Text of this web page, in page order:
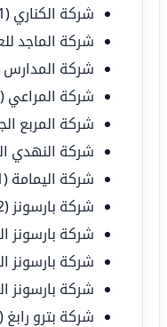
شركة الكناري (1)
شركة الماجد
شركة المدارس
شركة المراعي (36)
شركة المربع
شركة النهدي
شركة اليمامة (1)
شركة بارسونز (2)
شركة بارسونز
شركة بارسونز
شركة بارسونز
شركة بترو رابغ (2)